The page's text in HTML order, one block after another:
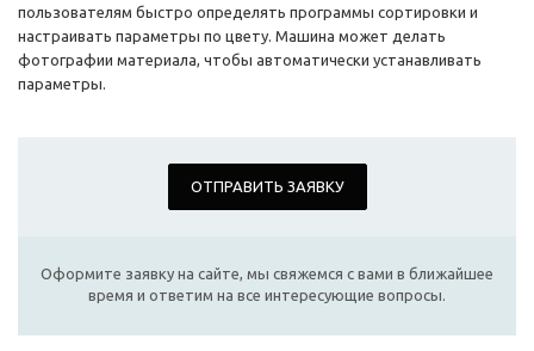
пользователям быстро определять программы сортировки и
настраивать параметры по цвету. Машина может делать
фотографии материала, чтобы автоматически устанавливать
параметры.
ОТПРАВИТЬ ЗАЯВКУ
Оформите заявку на сайте, мы свяжемся с вами в ближайшее
время и ответим на все интересующие вопросы.